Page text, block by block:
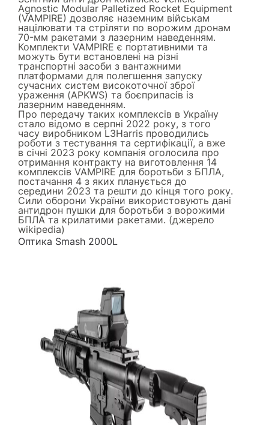
Agnostic Modular Palletized Rocket Equipment
(VAMPIRE) дозволяє наземним військам
націлювати та стріляти по ворожим дронам
70-мм ракетами з лазерним наведенням.
Комплекти VAMPIRE є портативними та
можуть бути встановлені на різні
транспортні засоби з вантажними
платформами для полегшення запуску
сучасних систем високоточної зброї
ураження (APKWS) та боєприпасів із
лазерним наведенням.
Про передачу таких комплексів в Україну
стало відомо в серпні 2022 року, з того
часу виробником L3Harris проводились
роботи з тестування та сертифікації, а вже
в січні 2023 року компанія оголосила про
отримання контракту на виготовлення 14
комплексів VAMPIRE для боротьби з БПЛА,
постачання 4 з яких планується до
середини 2023 та решти до кінця того року.
Сили оборони України використовують дані
антидрон пушки для боротьби з ворожими
БПЛА та крилатими ракетами. (джерело
wikipedia)
Оптика Smash 2000L